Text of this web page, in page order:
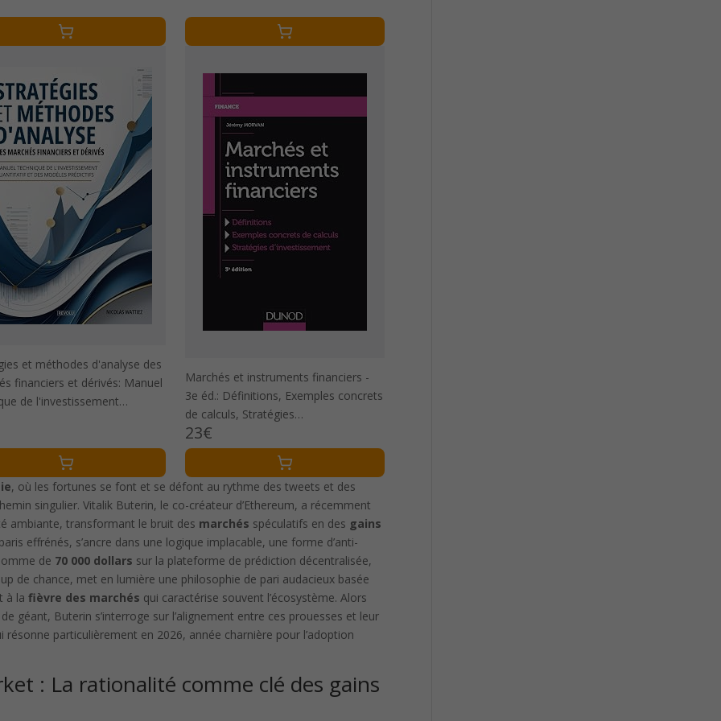
et méthodes d'analyse des
financiers et dérivés: Manuel
de l'investissement
Marchés et instruments financiers -
3e éd.: Définitions, Exemples concrets
de calculs, Stratégies
d'investissement
23€
, où les fortunes se font et se défont au rythme des tweets et des
singulier. Vitalik Buterin, le co-créateur d’Ethereum, a récemment
ambiante, transformant le bruit des marchés spéculatifs en des gains
effrénés, s’ancre dans une logique implacable, une forme d’anti-
de 70 000 dollars sur la plateforme de prédiction décentralisée,
de chance, met en lumière une philosophie de pari audacieux basée
à lafièvre des marchés qui caractérise souvent l’écosystème. Alors
géant, Buterin s’interroge sur l’alignement entre ces prouesses et leur
particulièrement en 2026, année charnière pour l’adoption
: La rationalité comme clé des gains